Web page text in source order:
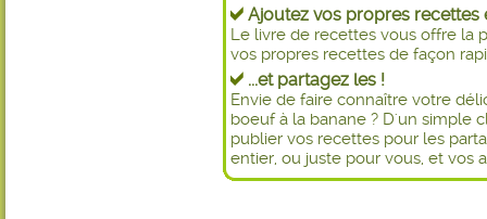
Ajoutez vos propres recettes
Le livre de recettes vous offre la
vos propres recettes de façon
...et partagez les !
Envie de faire connaître votre
boeuf à la banane ? D'un simple
publier vos recettes pour les
entier, ou juste pour vous, et vos